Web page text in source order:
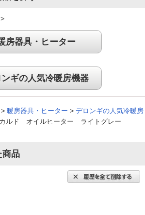
気が汚れず火を使わないところも気に入
気代がどの程度になるかが少し不安です
ます。
50代
置いてタイマーを活用
部屋用に購入（灯油だと危ないので）。
たたかさがいいです。窓際に置いてタイ
シーズンの冬を過ごします。
ても乾燥しない
>
房器具・ヒーター
ギの人気冷暖房機器
> 暖房器具・ヒーター > デロンギの人気冷暖房
ルド オイルヒーター ライトグレー
商品